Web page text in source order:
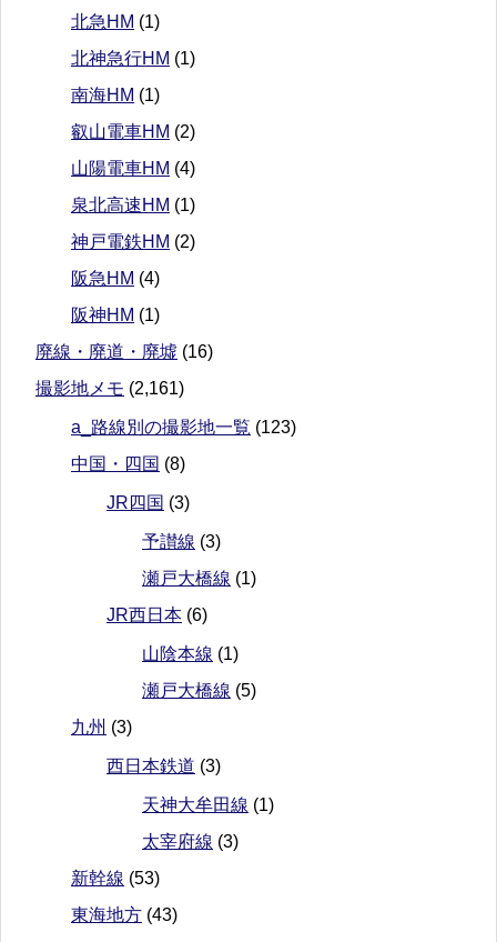
北急HM (1)
北神急行HM (1)
南海HM (1)
叡山電車HM (2)
山陽電車HM (4)
泉北高速HM (1)
神戸電鉄HM (2)
阪急HM (4)
阪神HM (1)
廃線・廃道・廃墟 (16)
撮影地メモ (2,161)
a_路線別の撮影地一覧 (123)
中国・四国 (8)
JR四国 (3)
予讃線 (3)
瀬戸大橋線 (1)
JR西日本 (6)
山陰本線 (1)
瀬戸大橋線 (5)
九州 (3)
西日本鉄道 (3)
天神大牟田線 (1)
太宰府線 (3)
新幹線 (53)
東海地方 (43)